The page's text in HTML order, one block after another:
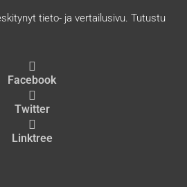
tieto- ja vertailusivu. Tutustu
Facebook
Twitter
Linktree